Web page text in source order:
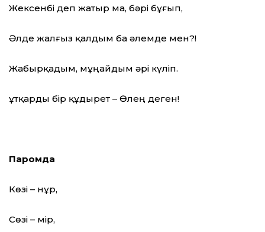
Жексенбі деп жатыр ма, бәрі бұғып,
Әлде жалғыз қалдым ба әлемде мен?!
Жабырқадым, мұңайдым әрі күліп.
Құтқарды бір құдырет – Өлең деген!
Паромда
Көзі – нұр,
Сөзі – мір,